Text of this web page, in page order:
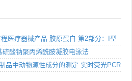
医疗器械产品 胶原蛋白 第2部分：I型
酸钠聚丙烯酰胺凝胶电泳法
品中动物源性成分的测定 实时荧光PCR